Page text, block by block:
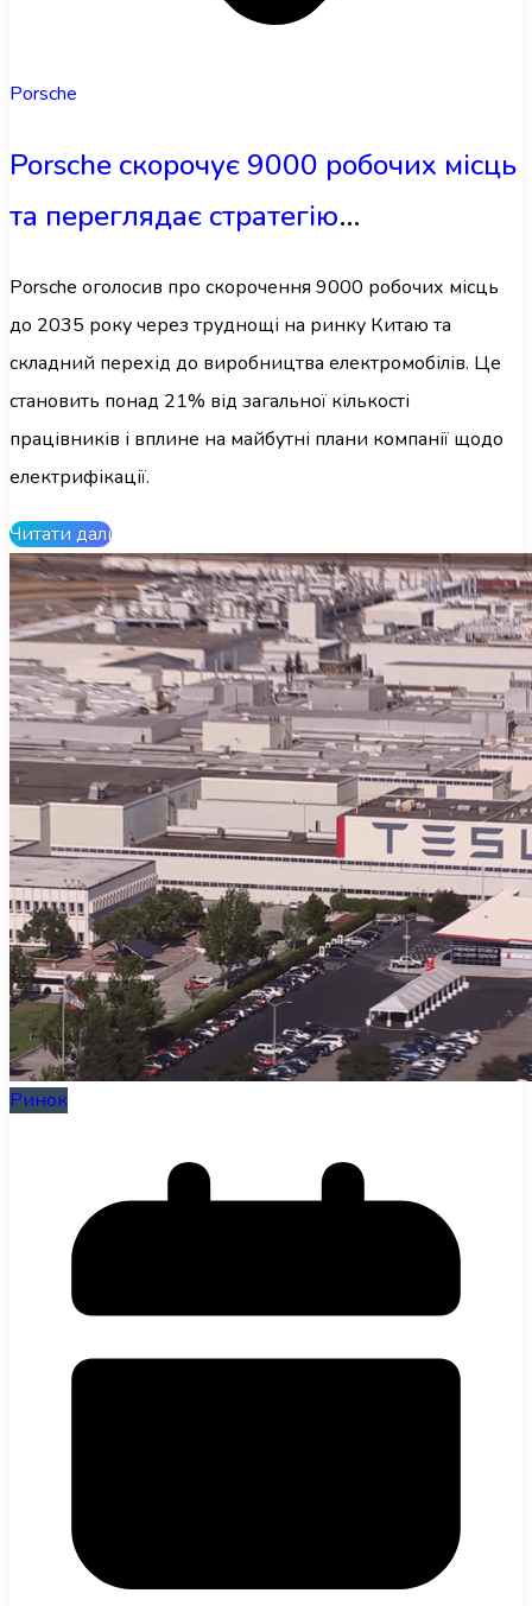
Porsche
Porsche скорочує 9000 робочих місць
та переглядає стратегію
Porsche оголосив про скорочення 9000 робочих місць
до 2035 року через труднощі на ринку Китаю та
складний перехід до виробництва електромобілів. Це
становить понад 21% від загальної кількості
працівників і вплине на майбутні плани компанії щодо
електрифікації.
Читати далі
Ринок